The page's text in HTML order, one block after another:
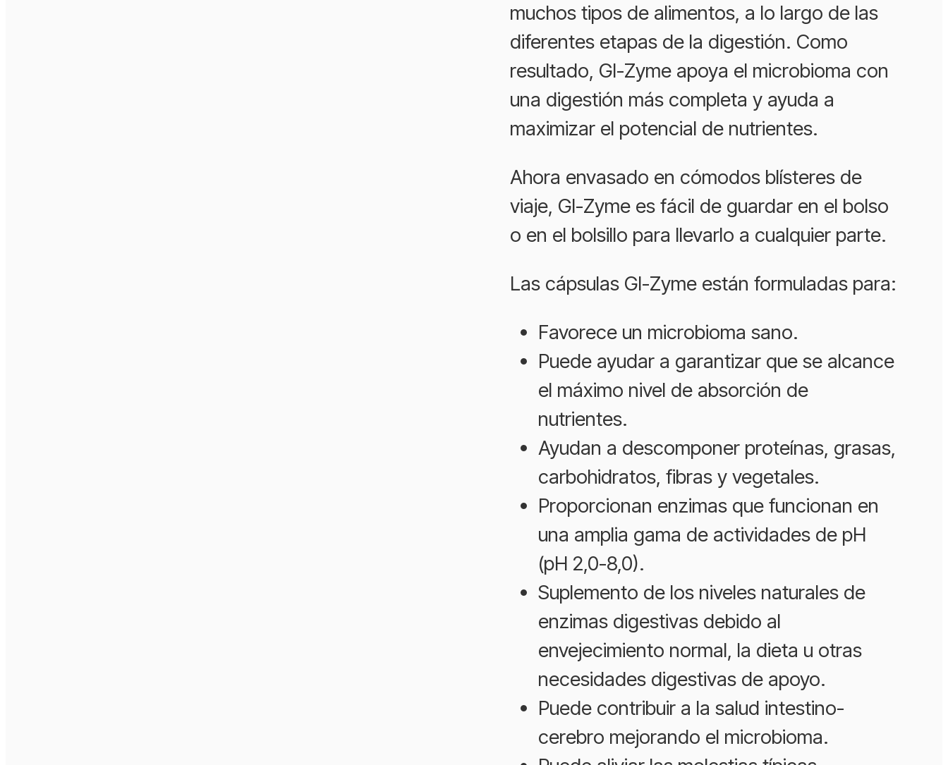
muchos tipos de alimentos, a lo largo de las
diferentes etapas de la digestión. Como
resultado, GI-Zyme apoya el microbioma con
una digestión más completa y ayuda a
maximizar el potencial de nutrientes.
Ahora envasado en cómodos blísteres de
viaje, GI-Zyme es fácil de guardar en el bolso
o en el bolsillo para llevarlo a cualquier parte.
Las cápsulas GI-Zyme están formuladas para:
Favorece un microbioma sano.
Puede ayudar a garantizar que se alcance
el máximo nivel de absorción de
nutrientes.
Ayudan a descomponer proteínas, grasas,
carbohidratos, fibras y vegetales.
Proporcionan enzimas que funcionan en
una amplia gama de actividades de pH
(pH 2,0-8,0).
Suplemento de los niveles naturales de
enzimas digestivas debido al
envejecimiento normal, la dieta u otras
necesidades digestivas de apoyo.
Puede contribuir a la salud intestino-
cerebro mejorando el microbioma.